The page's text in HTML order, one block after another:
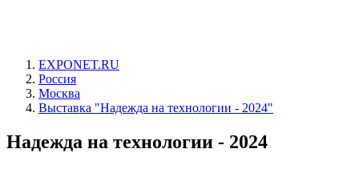
EXPONET.RU
Россия
Москва
Выставка "Надежда на технологии - 2024"
Надежда на технологии - 2024